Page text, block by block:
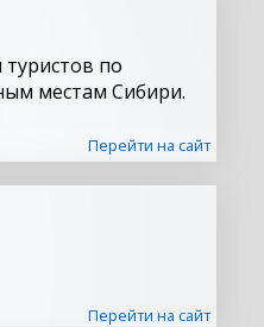
по
местам Сибири.
Перейти на сайт
Перейти на сайт